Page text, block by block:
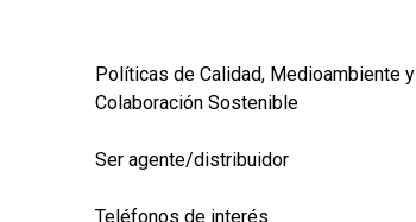
Políticas de Calidad, Medioambiente y
Colaboración Sostenible
Ser agente/distribuidor
Teléfonos de interés